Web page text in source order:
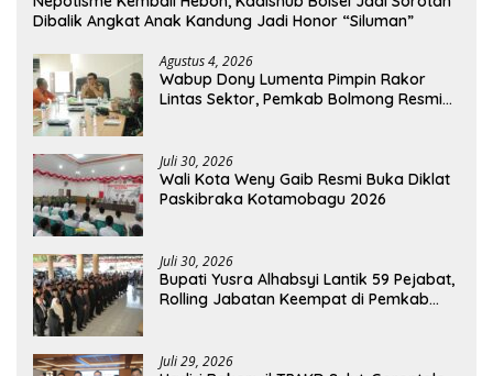
Dibalik Angkat Anak Kandung Jadi Honor “Siluman”
Agustus 4, 2026
Wabup Dony Lumenta Pimpin Rakor
Lintas Sektor, Pemkab Bolmong Resmi
Juli 30, 2026
Wali Kota Weny Gaib Resmi Buka Diklat
Paskibraka Kotamobagu 2026
Juli 30, 2026
Bupati Yusra Alhabsyi Lantik 59 Pejabat,
Rolling Jabatan Keempat di Pemkab
Juli 29, 2026